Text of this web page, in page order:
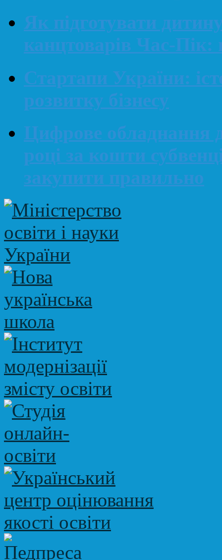
Як підготувати
канцтоварів Час-Пік:
Стартапи України:
розвитку бізнесу
Цифрове обладнання
році за кошти
закупити правильно